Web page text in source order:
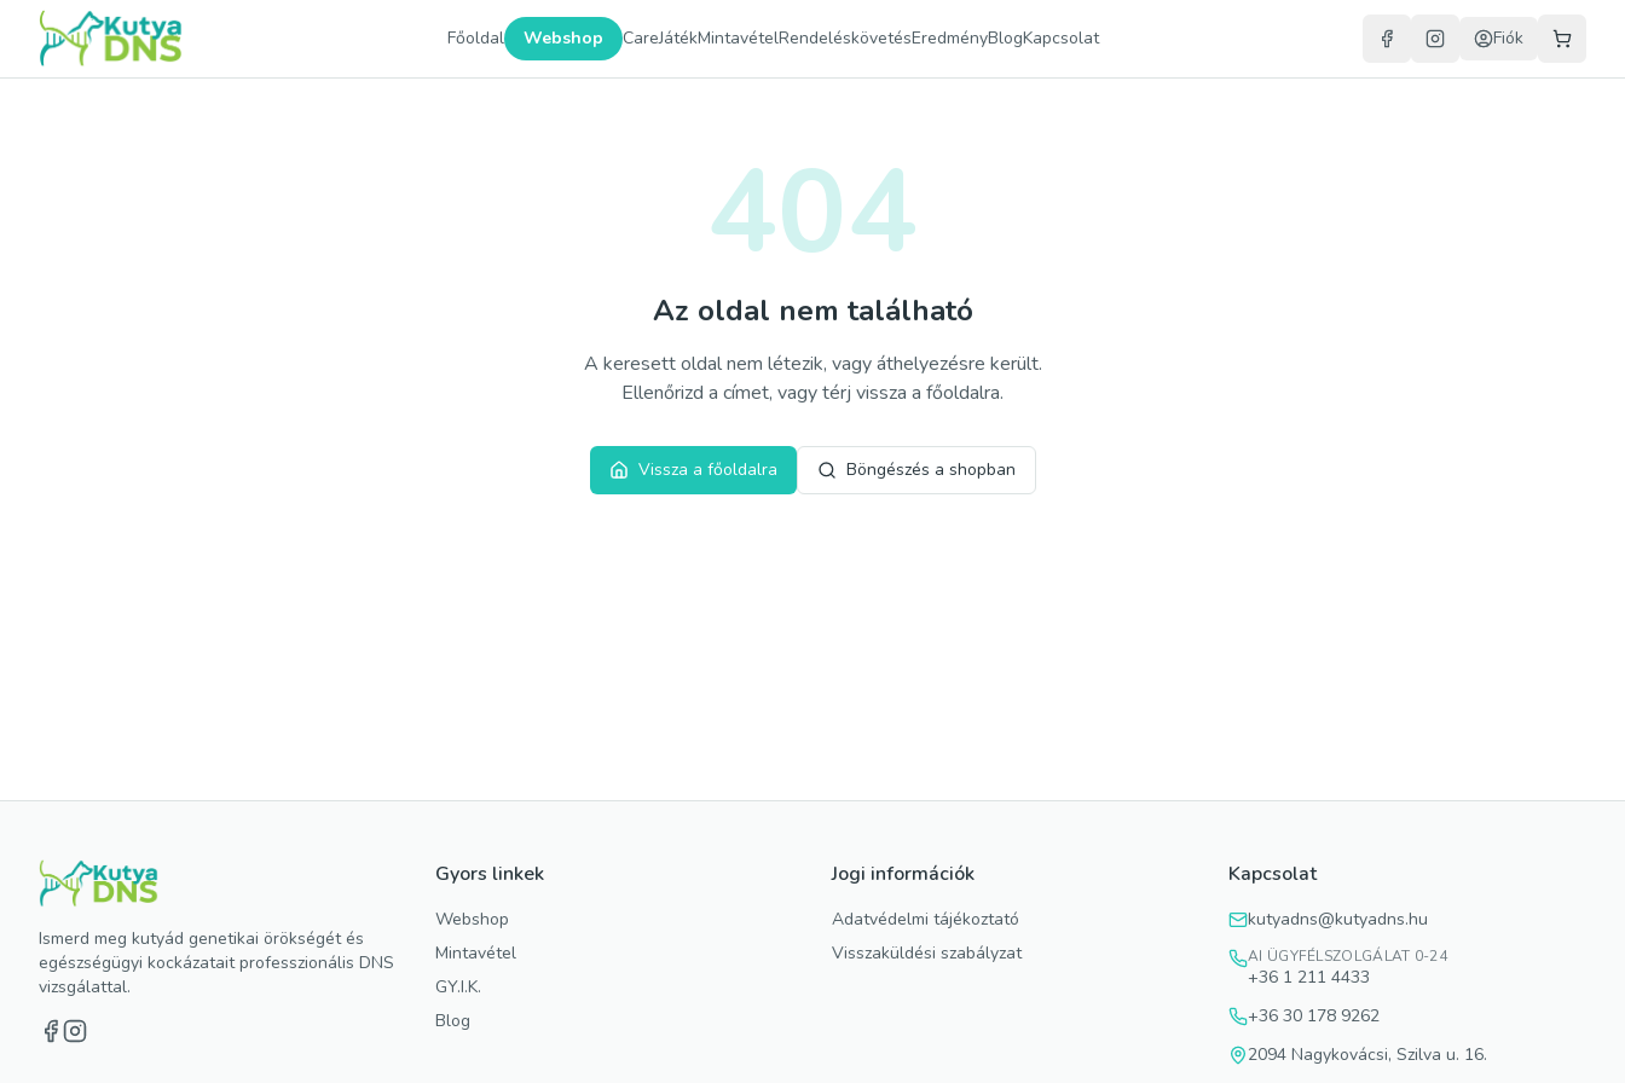
Főoldal Webshop CareJátékMintavételRendeléskövetésEredményBlogKapcsolat Fiók
404
Az oldal nem található
A keresett oldal nem létezik, vagy áthelyezésre került.
Ellenőrizd a címet, vagy térj vissza a főoldalra.
Vissza a főoldalra Böngészés a shopban
Ismerd meg kutyád genetikai örökségét és
egészségügyi kockázatait professzionális DNS
vizsgálattal.
Gyors linkek
Webshop
Mintavétel
GY.I.K.
Blog
Jogi információk
Adatvédelmi tájékoztató
Visszaküldési szabályzat
Kapcsolat
kutyadns@kutyadns.hu
AI ÜGYFÉLSZOLGÁLAT 0-24
+36 1 211 4433
+36 30 178 9262
2094 Nagykovácsi, Szilva u. 16.